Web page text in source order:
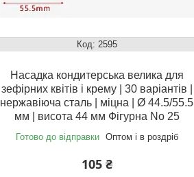
2595
Насадка кондитерська велика для
зефірних квітів і крему | 30 варіантів |
нержавіюча сталь | міцна | Ø 44.5/55.5
мм | висота 44 мм Фігурна No 25
Готово до відправки Оптом і в роздріб
105 ₴